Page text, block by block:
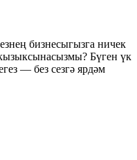
бизнесыгызга ничек
Бүген үк
— без сезгә ярдәм